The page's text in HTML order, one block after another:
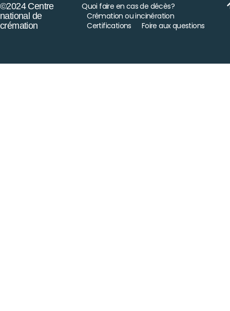
©2024 Centre
national de
crémation
Quoi faire en cas de décès?
Crémation ou incinération
Certifications
Foire aux questions